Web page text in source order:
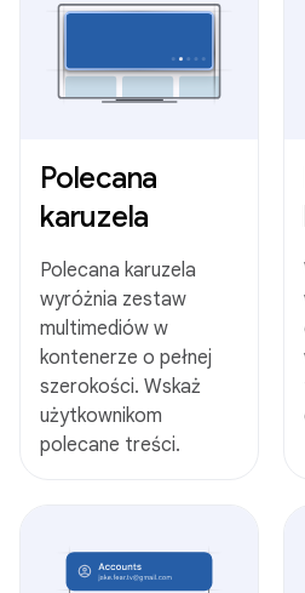
Polecana
karuzela
Polecana karuzela
wyróżnia zestaw
multimediów w
kontenerze o pełnej
szerokości. Wskaż
użytkownikom
polecane treści.